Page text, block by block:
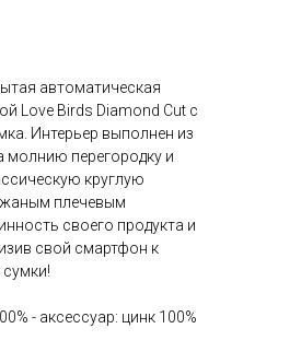
автоматическая
Love Birds Diamond Cut с
Интерьер выполнен из
молнию перегородку и
круглую
плечевым
своего продукта и
свой смартфон к
- аксессуар: цинк 100%